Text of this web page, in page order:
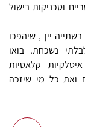
וטכניקות בישול
יין , שיהפכו
נשכחת. בואו
קלאסיות
ואת כל מי שיזכה